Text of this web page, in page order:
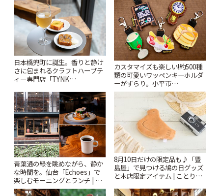
日本橋兜町に誕生。香りと静け
さに包まれるクラフトハーブテ
ィー専門店「TYNK
カスタマイズも楽しい!約500種
類の可愛いワッペンキーホルダ
ーがずらり。小平市
「Kimamaya T&K」 | ことりっ
青葉通の緑を眺めながら、静か
な時間を。仙台「Echoes」で
楽しむモーニングとランチ | こ
とりっぷ
8月10日だけの限定品も♪「豊
島屋」で見つける鳩の日グッズ
と本店限定アイテム | ことりっ